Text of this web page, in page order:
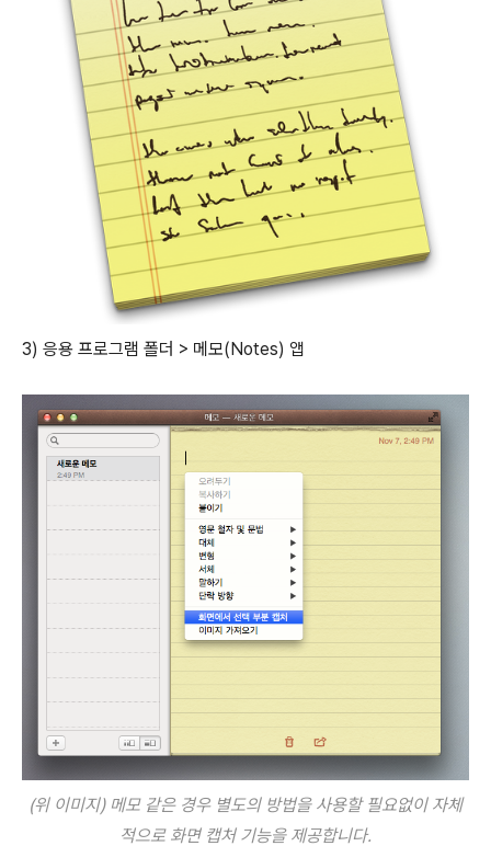
3) 응용 프로그램 폴더 > 메모(Notes) 앱
(위 이미지) 메모 같은 경우 별도의 방법을 사용할 필요없이 자체
적으로 화면 캡처 기능을 제공합니다.